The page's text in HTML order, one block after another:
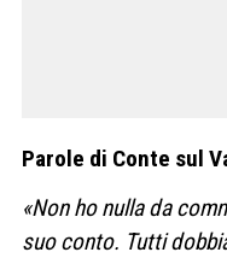
Parole di Conte sul
«Non ho nulla da
suo conto. Tutti